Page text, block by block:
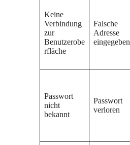
Keine
Verbindung
zur
Benutzerobe
rfläche
Falsche
Adresse
eingegeben
Passwort
nicht
bekannt
Passwort
verloren